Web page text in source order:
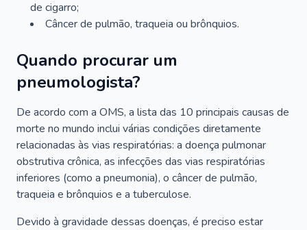
de cigarro;
Câncer de pulmão, traqueia ou brônquios.
Quando procurar um
pneumologista?
De acordo com a OMS, a lista das 10 principais causas de
morte no mundo inclui várias condições diretamente
relacionadas às vias respiratórias: a doença pulmonar
obstrutiva crônica, as infecções das vias respiratórias
inferiores (como a pneumonia), o câncer de pulmão,
traqueia e brônquios e a tuberculose.
Devido à gravidade dessas doenças, é preciso estar